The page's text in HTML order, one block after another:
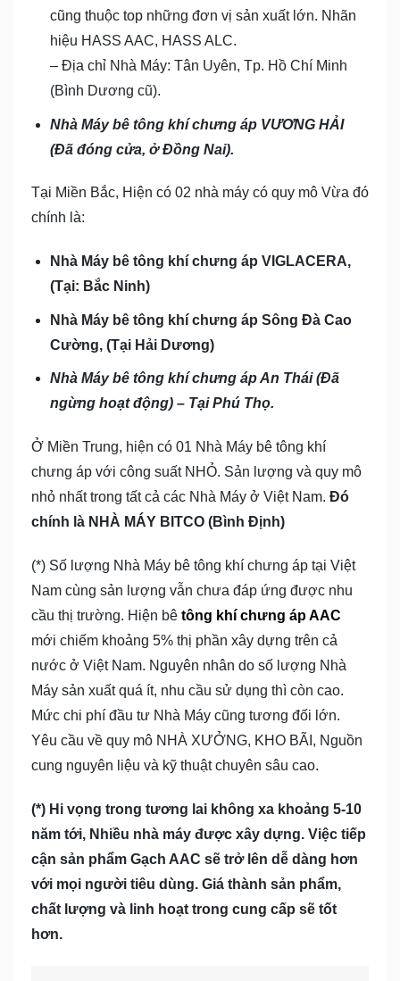
cũng thuộc top những đơn vị sản xuất lớn. Nhãn
hiệu HASS AAC, HASS ALC.
– Địa chỉ Nhà Máy: Tân Uyên, Tp. Hồ Chí Minh
(Bình Dương cũ).
Nhà Máy bê tông khí chưng áp VƯƠNG HẢI
(Đã đóng cửa, ở Đồng Nai).
Tại Miền Bắc, Hiện có 02 nhà máy có quy mô Vừa đó
chính là:
Nhà Máy bê tông khí chưng áp VIGLACERA,
(Tại: Bắc Ninh)
Nhà Máy bê tông khí chưng áp Sông Đà Cao
Cường, (Tại Hải Dương)
Nhà Máy bê tông khí chưng áp An Thái (Đã
ngừng hoạt động) – Tại Phú Thọ.
Ở Miền Trung, hiện có 01 Nhà Máy bê tông khí
chưng áp với công suất NHỎ. Sản lượng và quy mô
nhỏ nhất trong tất cả các Nhà Máy ở Việt Nam. Đó
chính là NHÀ MÁY BITCO (Bình Định)
(*) Số lượng Nhà Máy bê tông khí chưng áp tại Việt
Nam cùng sản lượng vẫn chưa đáp ứng được nhu
cầu thị trường. Hiện bê tông khí chưng áp AAC
mới chiếm khoảng 5% thị phần xây dựng trên cả
nước ở Việt Nam. Nguyên nhân do số lượng Nhà
Máy sản xuất quá ít, nhu cầu sử dụng thì còn cao.
Mức chi phí đầu tư Nhà Máy cũng tương đối lớn.
Yêu cầu về quy mô NHÀ XƯỞNG, KHO BÃI, Nguồn
cung nguyên liệu và kỹ thuật chuyên sâu cao.
(*) Hi vọng trong tương lai không xa khoảng 5-10
năm tới, Nhiều nhà máy được xây dựng. Việc tiếp
cận sản phẩm Gạch AAC sẽ trở lên dễ dàng hơn
với mọi người tiêu dùng. Giá thành sản phẩm,
chất lượng và linh hoạt trong cung cấp sẽ tốt
hơn.